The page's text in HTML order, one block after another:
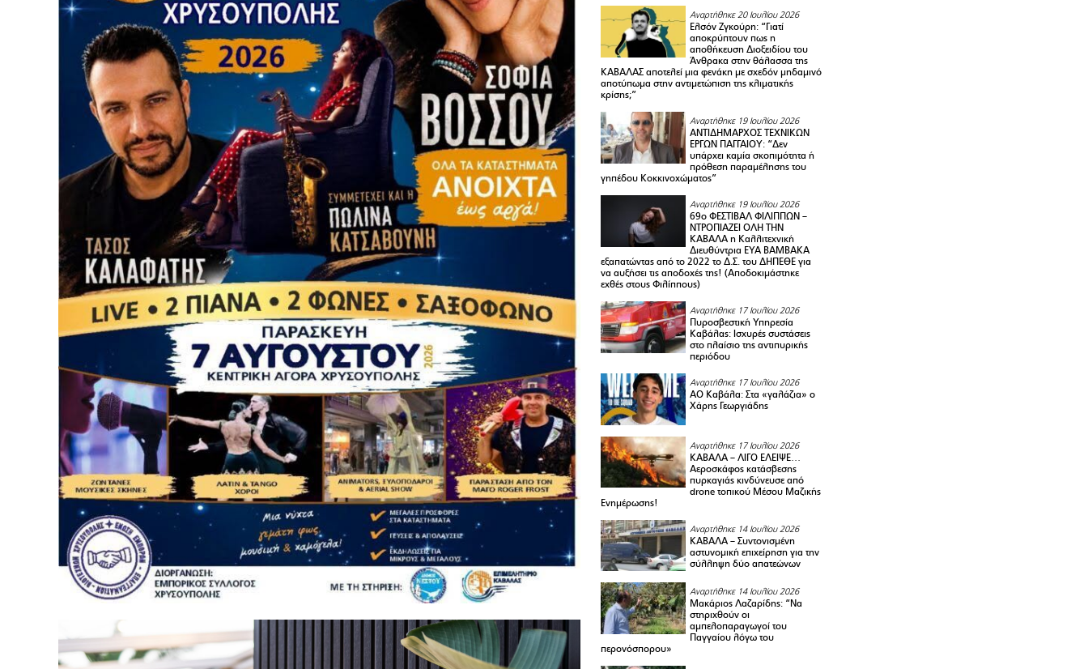
Αναρτήθηκε 20 Ιουλίου 2026
Ελσόν Ζγκούρη: “Γιατί
αποκρύπτουν πως η
αποθήκευση Διοξειδίου του
Άνθρακα στην θάλασσα της
ΚΑΒΑΛΑΣ αποτελεί μια φενάκη με σχεδόν μηδαμινό
αποτύπωμα στην αντιμετώπιση της κλιματικής
κρίσης;”
Αναρτήθηκε 19 Ιουλίου 2026
ΑΝΤΙΔΗΜΑΡΧΟΣ ΤΕΧΝΙΚΩΝ
ΕΡΓΩΝ ΠΑΓΓΑΙΟΥ: “Δεν
υπάρχει καμία σκοπιμότητα ή
πρόθεση παραμέλησης του
γηπέδου Κοκκινοχώματος”
Αναρτήθηκε 19 Ιουλίου 2026
69ο ΦΕΣΤΙΒΑΛ ΦΙΛΙΠΠΩΝ –
ΝΤΡΟΠΙΑΖΕΙ ΟΛΗ ΤΗΝ
ΚΑΒΑΛΑ η Καλλιτεχνική
Διευθύντρια ΕΥΑ ΒΑΜΒΑΚΑ
εξαπατώντας από το 2022 το Δ.Σ. του ΔΗΠΕΘΕ για
να αυξήσει τις αποδοχές της! (Αποδοκιμάστηκε
εχθές στους Φιλίππους)
Αναρτήθηκε 17 Ιουλίου 2026
Πυροσβεστική Υπηρεσία
Καβάλας: Ισχυρές συστάσεις
στο πλαίσιο της αντιπυρικής
περιόδου
Αναρτήθηκε 17 Ιουλίου 2026
ΑΟ Καβάλα: Στα «γαλάζια» ο
Χάρης Γεωργιάδης
Αναρτήθηκε 17 Ιουλίου 2026
ΚΑΒΑΛΑ – ΛΙΓΟ ΕΛΕΙΨΕ…
Αεροσκάφος κατάσβεσης
πυρκαγιάς κινδύνευσε από
drone τοπικού Μέσου Μαζικής
Ενημέρωσης!
Αναρτήθηκε 14 Ιουλίου 2026
ΚΑΒΑΛΑ – Συντονισμένη
αστυνομική επιχείρηση για την
σύλληψη δύο απατεώνων
Αναρτήθηκε 14 Ιουλίου 2026
Μακάριος Λαζαρίδης: “Να
στηριχθούν οι
αμπελοπαραγωγοί του
Παγγαίου λόγω του
περονόσπορου»